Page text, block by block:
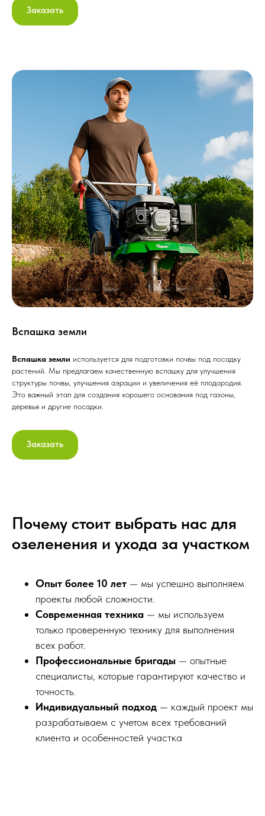
Заказать
Вспашка земли
Вспашка земли используется для подготовки почвы под посадку
растений. Мы предлагаем качественную вспашку для улучшения
структуры почвы, улучшения аэрации и увеличения её плодородия.
Это важный этап для создания хорошего основания под газоны,
деревья и другие посадки.
Заказать
Почему стоит выбрать нас для
озеленения и ухода за участком
Опыт более 10 лет — мы успешно выполняем
проекты любой сложности.
Современная техника — мы используем
только проверенную технику для выполнения
всех работ.
Профессиональные бригады — опытные
специалисты, которые гарантируют качество и
точность.
Индивидуальный подход — каждый проект мы
разрабатываем с учетом всех требований
клиента и особенностей участка